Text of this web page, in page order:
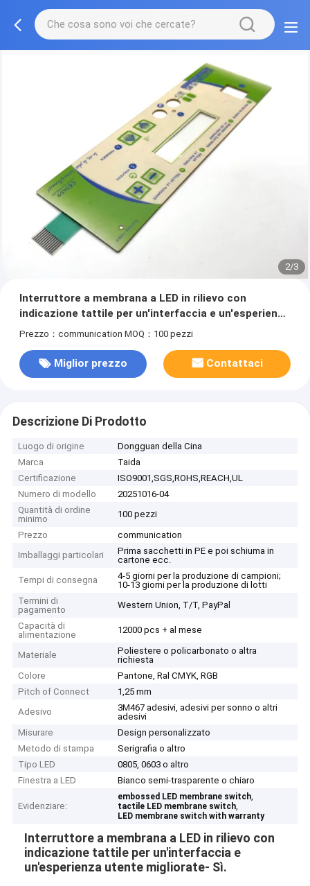
2/3
Interruttore a membrana a LED in rilievo con
indicazione tattile per un'interfaccia e un'esperienza
utente migliorate
Prezzo：communication MOQ：100 pezzi
Miglior prezzo Contattaci
Descrizione Di Prodotto
Luogo di origine
Dongguan della Cina
Marca
Taida
Certificazione
ISO9001,SGS,ROHS,REACH,UL
Numero di modello
20251016-04
Quantità di ordine
minimo
100 pezzi
Prezzo
communication
Imballaggi particolari
Prima sacchetti in PE e poi schiuma in
cartone ecc.
Tempi di consegna
4-5 giorni per la produzione di campioni;
10-13 giorni per la produzione di lotti
Termini di
pagamento
Western Union, T/T, PayPal
Capacità di
alimentazione
12000 pcs + al mese
Materiale
Poliestere o policarbonato o altra
richiesta
Colore
Pantone, Ral CMYK, RGB
Pitch of Connect
1,25 mm
Adesivo
3M467 adesivi, adesivi per sonno o altri
adesivi
Misurare
Design personalizzato
Metodo di stampa
Serigrafia o altro
Tipo LED
0805, 0603 o altro
Finestra a LED
Bianco semi-trasparente o chiaro
Evidenziare:
embossed LED membrane switch,
tactile LED membrane switch,
LED membrane switch with warranty
Interruttore a membrana a LED in rilievo con
indicazione tattile per un'interfaccia e
un'esperienza utente migliorate- Sì.